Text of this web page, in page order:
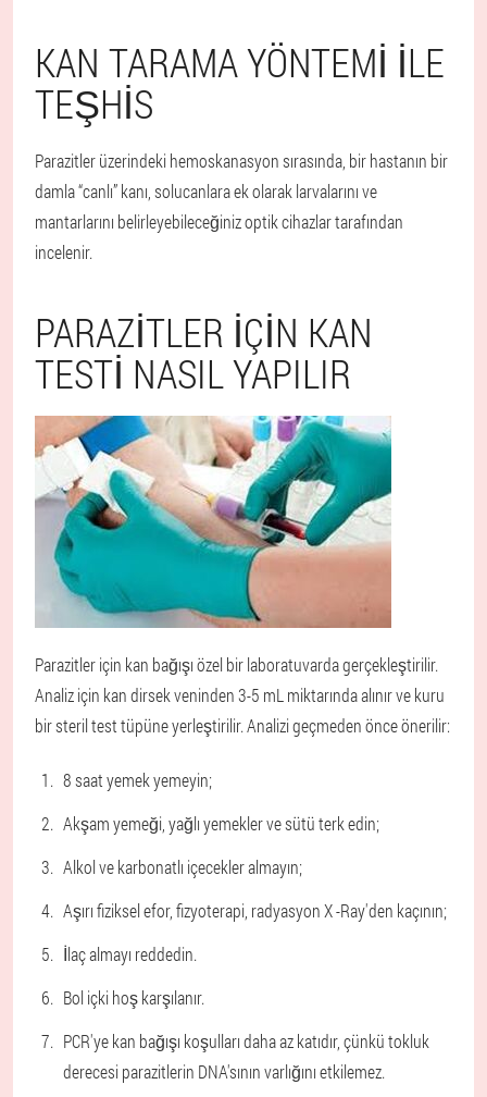
KAN TARAMA YÖNTEMI ILE
TEŞHIS
Parazitler üzerindeki hemoskanasyon sırasında, bir hastanın bir
damla “canlı” kanı, solucanlara ek olarak larvalarını ve
mantarlarını belirleyebileceğiniz optik cihazlar tarafından
incelenir.
PARAZITLER IÇIN KAN
TESTI NASIL YAPILIR
Parazitler için kan bağışı özel bir laboratuvarda gerçekleştirilir.
Analiz için kan dirsek veninden 3-5 mL miktarında alınır ve kuru
bir steril test tüpüne yerleştirilir. Analizi geçmeden önce önerilir:
8 saat yemek yemeyin;
Akşam yemeği, yağlı yemekler ve sütü terk edin;
Alkol ve karbonatlı içecekler almayın;
Aşırı fiziksel efor, fizyoterapi, radyasyon X -Ray'den kaçının;
İlaç almayı reddedin.
Bol içki hoş karşılanır.
PCR'ye kan bağışı koşulları daha az katıdır, çünkü tokluk
derecesi parazitlerin DNA'sının varlığını etkilemez.